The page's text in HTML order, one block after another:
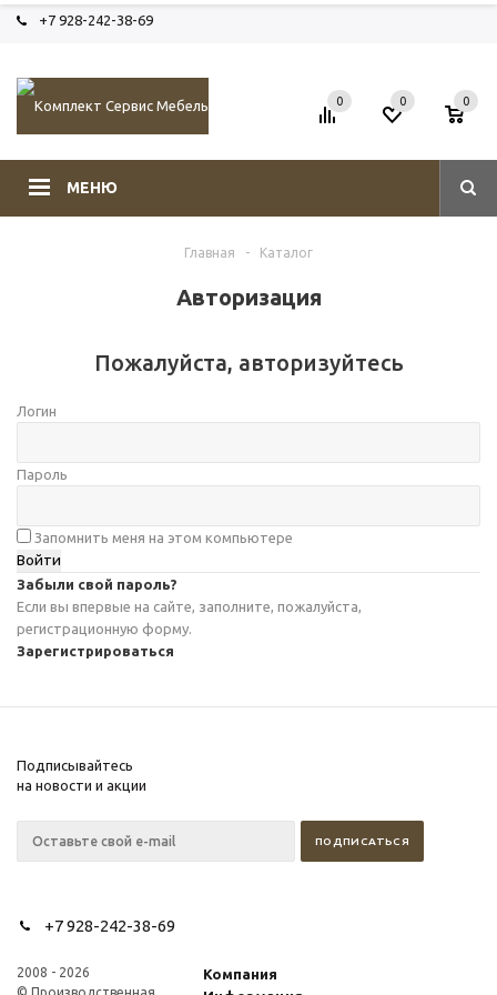
+7 928-242-38-69
МЕНЮ
0 0 0
Главная - Каталог
Авторизация
Пожалуйста, авторизуйтесь
Логин
Пароль
Запомнить меня на этом компьютере
Забыли свой пароль?
Если вы впервые на сайте, заполните, пожалуйста,
регистрационную форму.
Зарегистрироваться
Подписывайтесь
на новости и акции
+7 928-242-38-69
2008 - 2026
Компания